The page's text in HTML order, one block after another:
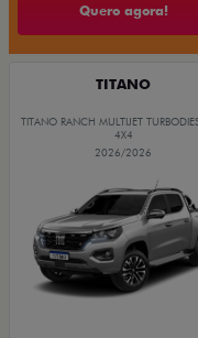
Quero agora!
TITANO
TITANO RANCH MULTIJET
4X4
2026/2026